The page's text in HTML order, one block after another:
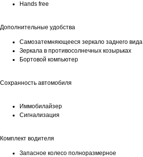
Hands free
Дополнительные удобства
Самозатемняющееся зеркало заднего вида
Зеркала в противосолнечных козырьках
Бортовой компьютер
Сохранность автомобиля
Иммобилайзер
Сигнализация
Комплект водителя
Запасное колесо полноразмерное